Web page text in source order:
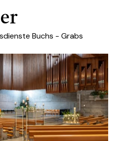
Buchs - Grabs